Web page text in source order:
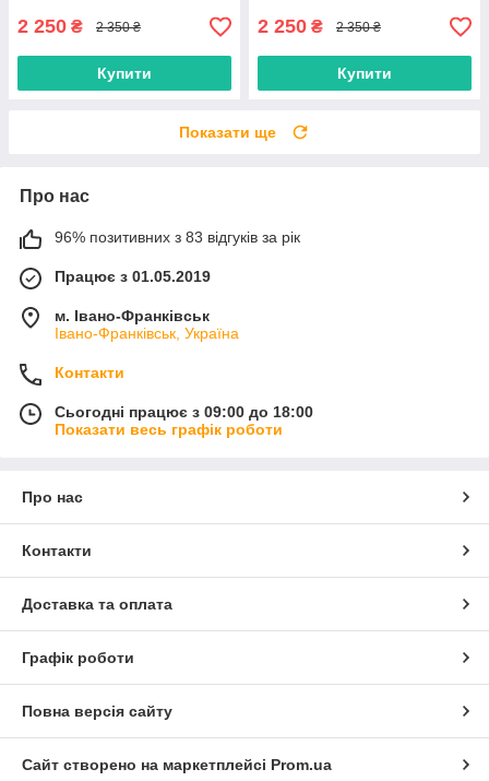
2 250 ₴ 2 350 ₴
Купити
2 250 ₴ 2 350 ₴
Купити
Показати ще
Про нас
96% позитивних з 83 відгуків за рік
Працює з 01.05.2019
м. Івано-Франківськ
Івано-Франківськ, Україна
Контакти
Сьогодні працює з 09:00 до 18:00
Показати весь графік роботи
Про нас
Контакти
Доставка та оплата
Графік роботи
Повна версія сайту
Сайт створено на маркетплейсі Prom.ua